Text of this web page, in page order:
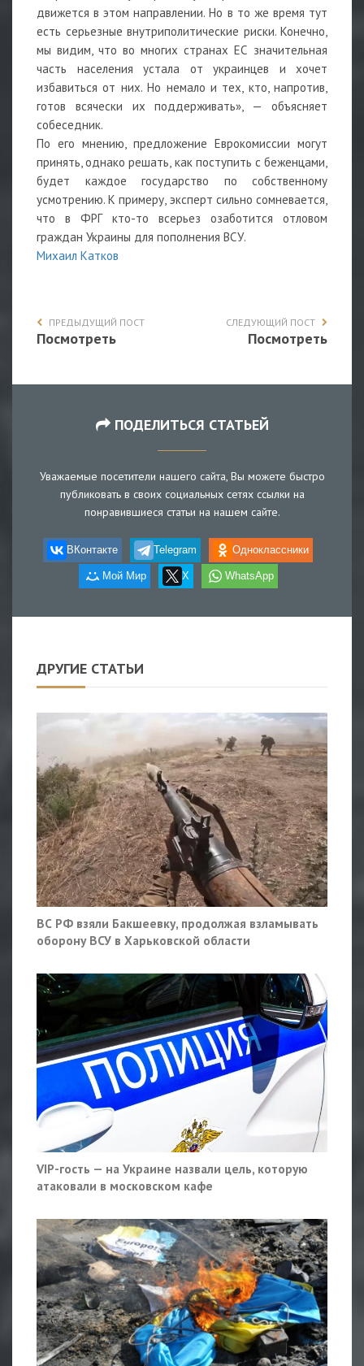
движется в этом направлении. Но в то же время тут
есть серьезные внутриполитические риски. Конечно,
мы видим, что во многих странах ЕС значительная
часть населения устала от украинцев и хочет
избавиться от них. Но немало и тех, кто, напротив,
готов всячески их поддерживать», — объясняет
собеседник.
По его мнению, предложение Еврокомиссии могут
принять, однако решать, как поступить с беженцами,
будет каждое государство по собственному
усмотрению. К примеру, эксперт сильно сомневается,
что в ФРГ кто-то всерьез озаботится отловом
граждан Украины для пополнения ВСУ.
Михаил Катков
ПРЕДЫДУЩИЙ ПОСТ
Посмотреть
СЛЕДУЮЩИЙ ПОСТ
Посмотреть
ПОДЕЛИТЬСЯ СТАТЬЕЙ
Уважаемые посетители нашего сайта, Вы можете быстро
публиковать в своих социальных сетях ссылки на
понравившиеся статьи на нашем сайте.
ВКонтакте Telegram Одноклассники
Мой Мир X WhatsApp
ДРУГИЕ СТАТЬИ
ВС РФ взяли Бакшеевку, продолжая взламывать
оборону ВСУ в Харьковской области
VIP-гость — на Украине назвали цель, которую
атаковали в московском кафе